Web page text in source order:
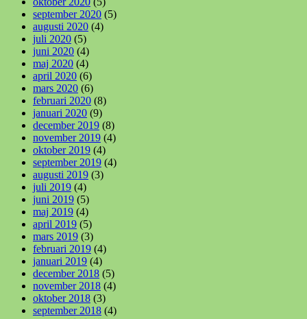
september 2020 (5)
augusti 2020 (4)
juli 2020 (5)
juni 2020 (4)
maj 2020 (4)
april 2020 (6)
mars 2020 (6)
februari 2020 (8)
januari 2020 (9)
december 2019 (8)
november 2019 (4)
oktober 2019 (4)
september 2019 (4)
augusti 2019 (3)
juli 2019 (4)
juni 2019 (5)
maj 2019 (4)
april 2019 (5)
mars 2019 (3)
februari 2019 (4)
januari 2019 (4)
december 2018 (5)
november 2018 (4)
oktober 2018 (3)
september 2018 (4)